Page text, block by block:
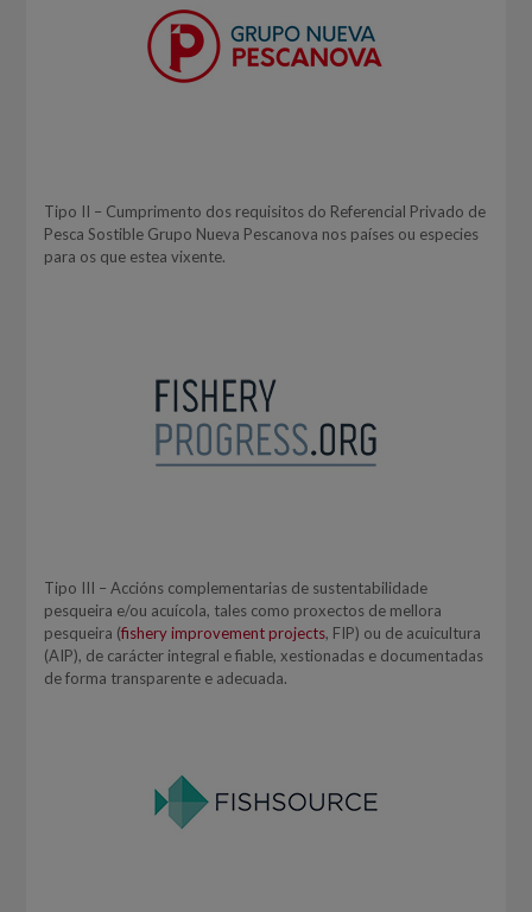
Tipo II – Cumprimento dos requisitos do Referencial Privado de
Pesca Sostible Grupo Nueva Pescanova nos países ou especies
para os que estea vixente.
Tipo III – Accións complementarias de sustentabilidade
pesqueira e/ou acuícola, tales como proxectos de mellora
pesqueira (fishery improvement projects, FIP) ou de acuicultura
(AIP), de carácter integral e fiable, xestionadas e documentadas
de forma transparente e adecuada.